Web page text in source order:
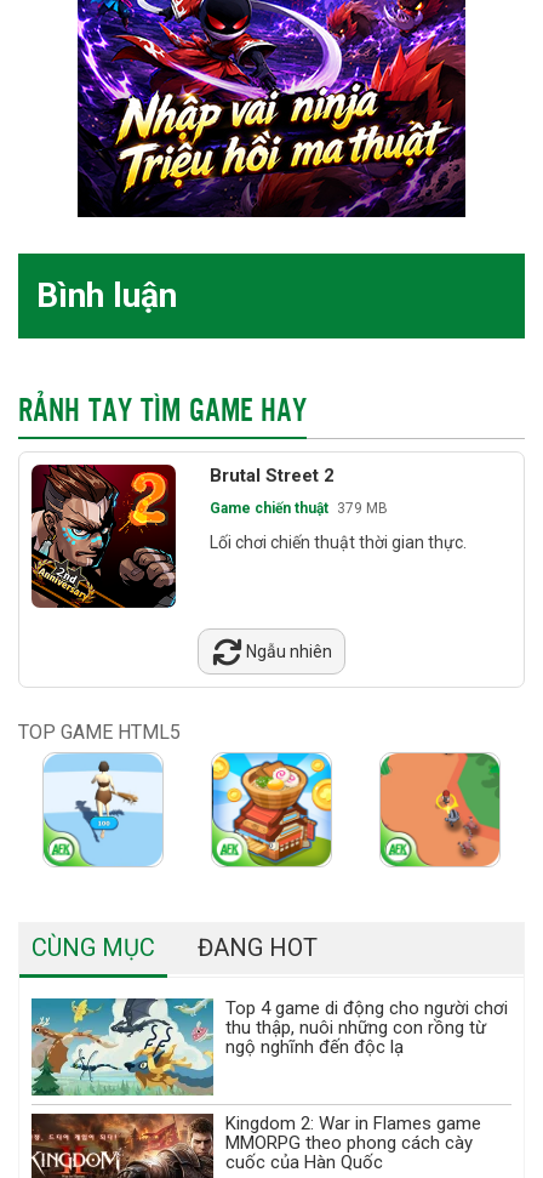
Bình luận
RẢNH TAY TÌM GAME HAY
Brutal Street 2
Game chiến thuật 379 MB
Lối chơi chiến thuật thời gian thực.
Ngẫu nhiên
TOP GAME HTML5
CÙNG MỤC ĐANG HOT
Top 4 game di động cho người chơi
thu thập, nuôi những con rồng từ
ngộ nghĩnh đến độc lạ
Kingdom 2: War in Flames game
MMORPG theo phong cách cày
cuốc của Hàn Quốc